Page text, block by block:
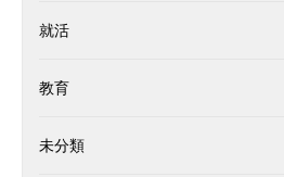
就活
教育
未分類